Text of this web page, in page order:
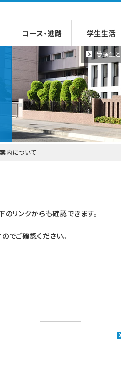
受験生と
コース・進路 学生生活
内について
リンクからも確認できます。
でご確認ください。